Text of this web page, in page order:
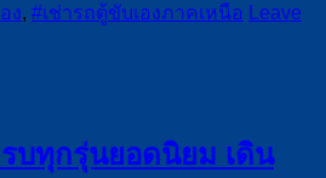
ง, #เช่ารถตู้ขับเองภาคเหนือ
Leave
บทุกรุ่นยอดนิยม เดิน